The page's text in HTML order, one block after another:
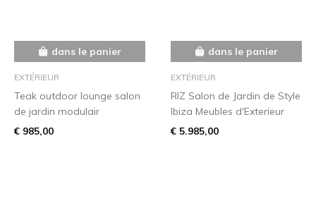
dans le panier
EXTÉRIEUR
Teak outdoor lounge salon
de jardin modulair
€ 985,00
dans le panier
EXTÉRIEUR
RIZ Salon de Jardin de Style
Ibiza Meubles d'Exterieur
€ 5.985,00